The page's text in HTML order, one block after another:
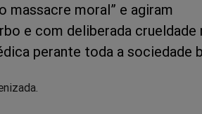
massacre moral” e agiram
e com deliberada crueldade
perante toda a sociedade